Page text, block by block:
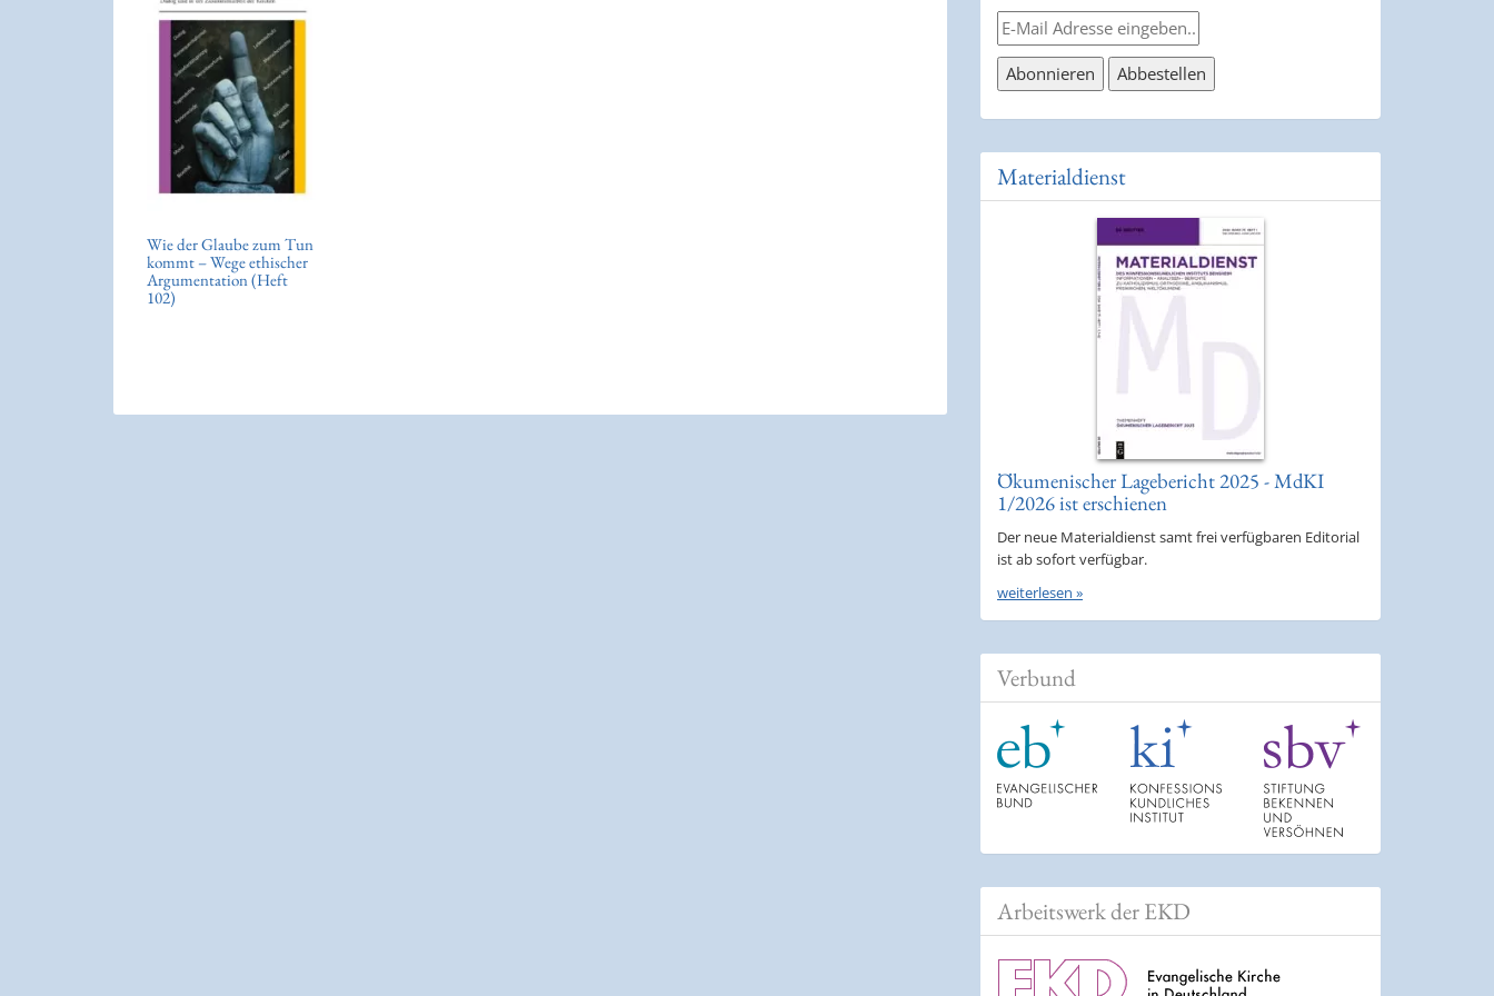
Wie der Glaube zum Tun
kommt – Wege ethischer
Argumentation (Heft
102)
Materialdienst
Ökumenischer Lagebericht 2025 - MdKI
1/2026 ist erschienen
Der neue Materialdienst samt frei verfügbaren Editorial
ist ab sofort verfügbar.
weiterlesen »
Verbund
Arbeitswerk der EKD